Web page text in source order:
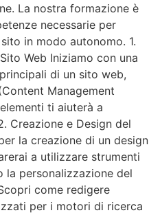
La nostra formazione è
necessarie per
in modo autonomo. 1.
Web Iniziamo con una
di un sito web,
Management
ti aiuterà a
Creazione e Design del
la creazione di un design
a utilizzare strumenti
personalizzazione del
come redigere
per i motori di ricerca